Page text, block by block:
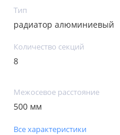
Тип
радиатор алюминиевый
Количество секций
8
Межосевое расстояние
500 мм
Все характеристики